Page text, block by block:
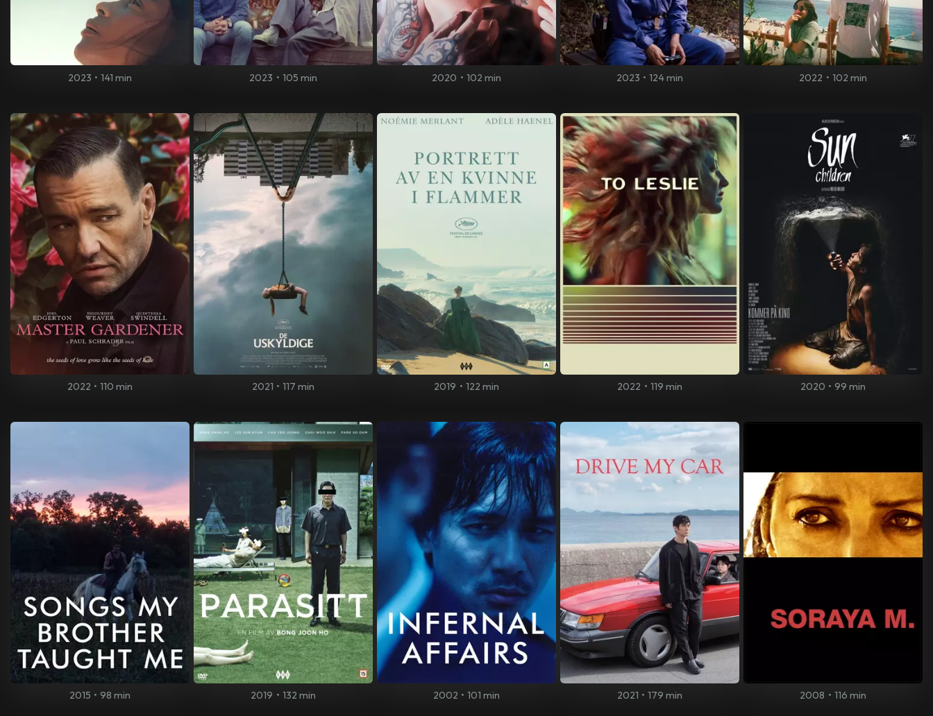
2023 • 141 min 2023 • 105 min 2020 • 102 min 2023 • 124 min 2022 • 102 min
2022 • 110 min 2021 • 117 min 2019 • 122 min 2022 • 119 min 2020 • 99 min
2015 • 98 min 2019 • 132 min 2002 • 101 min 2021 • 179 min 2008 • 116 min